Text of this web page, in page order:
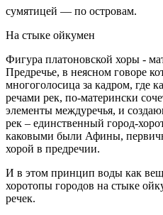
сумятицей — по островам.
На стыке ойкумен
Фигура платоновской хоры -
Предречье, в неясном говоре
многоголосица за кадром, где
речами рек, по-матерински
элементы междуречья, и
рек – единственный город-
каковыми были Афины,
хорой в предречии.
И в этом принцип воды как
хоротопы городов на стыке
речек.